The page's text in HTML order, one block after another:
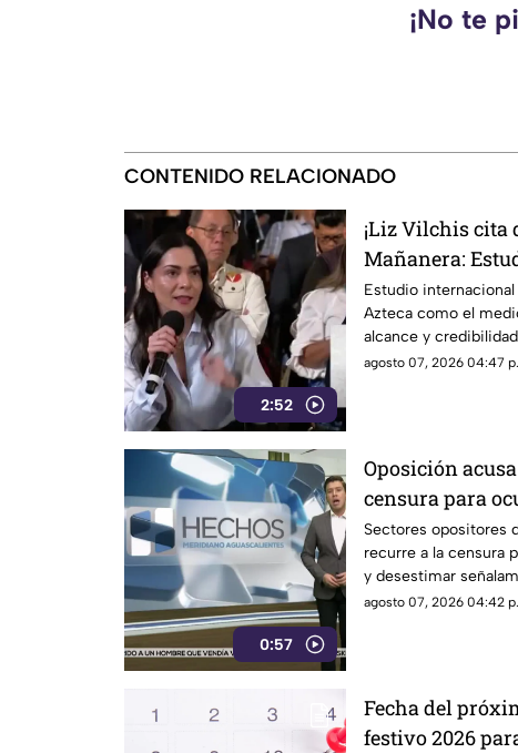
¡No te
CONTENIDO RELACIONADO
2:52
¡Liz Vilchis cita
Mañanera:
liderazgo de TV
credibilidad
Estudio
Azteca como el
alcance y
inconsistencias en La
agosto 07, 2026 04:47
0:57
Oposición
censura para
narcopolítica
Sectores opositores
recurre a la censura
y desestimar
con la narcopolítica.
agosto 07, 2026 04:42
Fecha del
festivo 2026